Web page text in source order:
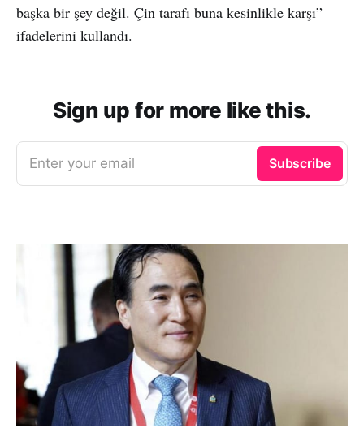
başka bir şey değil. Çin tarafı buna kesinlikle karşı”
ifadelerini kullandı.
Sign up for more like this.
Enter your email Subscribe